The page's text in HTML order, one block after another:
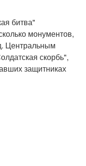
битва"
монументов,
Центральным
скорбь",
защитниках